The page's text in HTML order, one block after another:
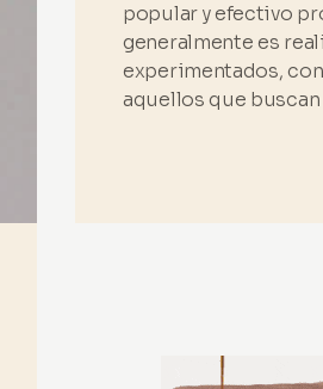
popular y efectivo
generalmente es
experimentados,
aquellos que